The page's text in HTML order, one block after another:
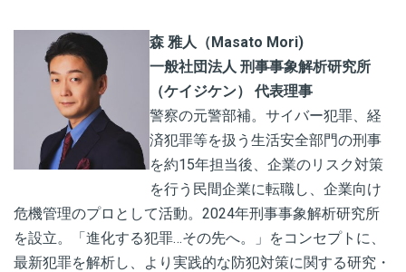
森 雅人（Masato Mori)
一般社団法人 刑事事象解析研究所
（ケイジケン） 代表理事
警察の元警部補。サイバー犯罪、経
済犯罪等を扱う生活安全部門の刑事
を約15年担当後、企業のリスク対策
を行う民間企業に転職し、企業向け
危機管理のプロとして活動。2024年刑事事象解析研究所
を設立。「進化する犯罪…その先へ。」をコンセプトに、
最新犯罪を解析し、より実践的な防犯対策に関する研究・